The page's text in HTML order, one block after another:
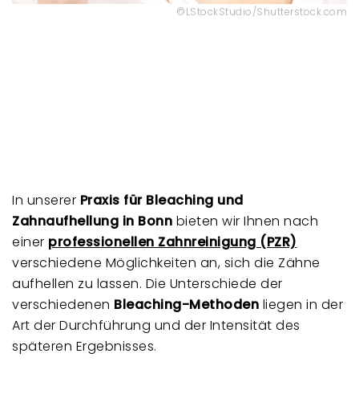
©LStockStudio/Shutterstock.com
In unserer Praxis für Bleaching und
Zahnaufhellung in Bonn bieten wir Ihnen nach
einer professionellen Zahnreinigung (PZR)
verschiedene Möglichkeiten an, sich die Zähne
aufhellen zu lassen. Die Unterschiede der
verschiedenen Bleaching-Methoden liegen in der
Art der Durchführung und der Intensität des
späteren Ergebnisses.